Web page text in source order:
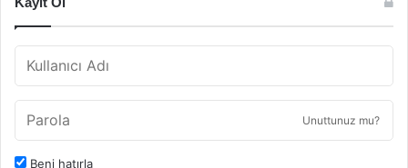
Unuttunuz mu?
Beni hatırla